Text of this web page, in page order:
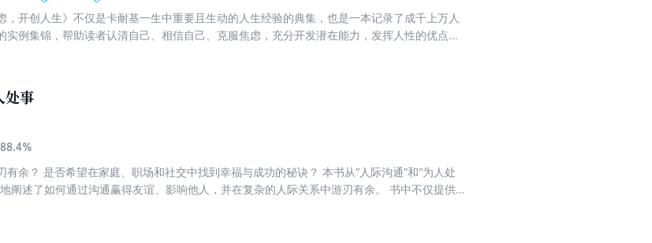
，开创人生》不仅是卡耐基一生中重要且生动的人生经验的典集，也是一本记录了成千上万人
实例集锦，帮助读者认清自己、相信自己、克服焦虑，充分开发潜在能力，发挥人性的优点，
处事
88.4%
余？ 是否希望在家庭、职场和社交中找到幸福与成功的秘诀？ 本书从“人际沟通”和“为人处
阐述了如何通过沟通赢得友谊、影响他人，并在复杂的人际关系中游刃有余。 书中不仅提供